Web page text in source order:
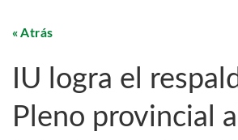
Atrás
IU logra el
Pleno provincial al